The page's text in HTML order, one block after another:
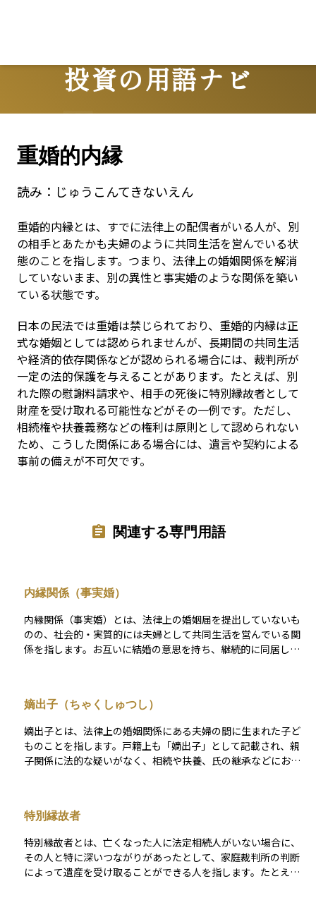
投資の用語ナビ
Terms
重婚的内縁
読み： じゅうこんてきないえん
重婚的内縁とは、すでに法律上の配偶者がいる人が、別
の相手とあたかも夫婦のように共同生活を営んでいる状
態のことを指します。つまり、法律上の婚姻関係を解消
していないまま、別の異性と事実婚のような関係を築い
ている状態です。
日本の民法では重婚は禁じられており、重婚的内縁は正
式な婚姻としては認められませんが、長期間の共同生活
や経済的依存関係などが認められる場合には、裁判所が
一定の法的保護を与えることがあります。たとえば、別
れた際の慰謝料請求や、相手の死後に特別縁故者として
財産を受け取れる可能性などがその一例です。ただし、
相続権や扶養義務などの権利は原則として認められない
ため、こうした関係にある場合には、遺言や契約による
事前の備えが不可欠です。
関連する専門用語
内縁関係（事実婚）
内縁関係（事実婚）とは、法律上の婚姻届を提出していないも
のの、社会的・実質的には夫婦として共同生活を営んでいる関
係を指します。お互いに結婚の意思を持ち、継続的に同居し、
解消時の財産分与、慰謝料請求、さらには労災や生命保険にお
ける遺族補償の受給資格など、法律婚に準じた取り扱いを受け
る場面もあります。また、健康保険の被扶養者や国民年金の第3
号被保険者として認められる場合もあります。 しかし、内縁関
係はあくまで法律上の「婚姻」ではないため、相続や税制上の
な指定が必要です。また、相続税における配偶者控除（最大1億
優遇措置も原則として適用されません。 このため、内縁関係に
ある当事者が安心して暮らし続けるには、生前からの明確な財
産承継対策が不可欠です。公正証書遺言の作成、信託スキーム
嫡出子（ちゃくしゅつし）
嫡出子とは、法律上の婚姻関係にある夫婦の間に生まれた子ど
ものことを指します。戸籍上も「嫡出子」として記載され、親
子関係に法的な疑いがなく、相続や扶養、氏の継承などにおい
嫡出子」となり、父親との法的な親子関係を得るためには「認
知」が必要になります。 ただし、現在の法律では、嫡出子と非
嫡出子の相続に関する権利は平等とされています。資産承継や
家族関係の法的整理において、子どもの出生状況がどのように
扱われるかを理解するための基礎的な概念です。
特別縁故者
特別縁故者とは、亡くなった人に法定相続人がいない場合に、
その人と特に深いつながりがあったとして、家庭裁判所の判断
によって遺産を受け取ることができる人を指します。たとえ